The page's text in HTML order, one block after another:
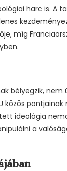
harc is. A
míg
bélyegzik, nem
közös
ideológia
a